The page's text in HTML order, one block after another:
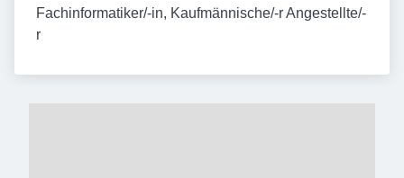
Fachinformatiker/-in, Kaufmännische/-r Angestellte/-
r